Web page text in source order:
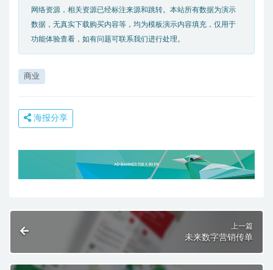
网络资源，相关资源已经标注来源和跳转。本站所有数据为演示
数据，无真实下载购买内容等，均为模板演示内容填充，仅用于
功能体验查看，如有问题可联系我们进行处理。
商业
海报分享
上一篇
未来数字营销传单